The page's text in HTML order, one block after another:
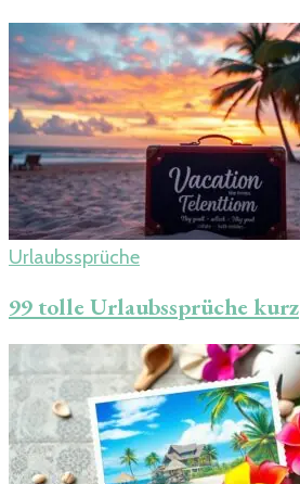
Urlaubssprüche
99 tolle Urlaubssprüche kurz